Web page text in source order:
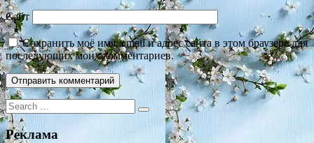
Сайт
Сохранить моё имя, email и адрес сайта в этом браузере для
последующих моих комментариев.
Search
for:
Реклама